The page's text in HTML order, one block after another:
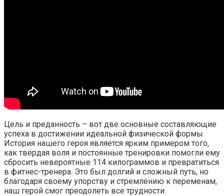
Цель и преданность – вот две основные составляющие
успеха в достижении идеальной физической формы.
История нашего героя является ярким примером того,
как твёрдая воля и постоянные тренировки помогли ему
сбросить невероятные 114 килограммов и превратиться
в фитнес-тренера. Это был долгий и сложный путь, но
благодаря своему упорству и стремлению к переменам,
наш герой смог преодолеть все трудности.